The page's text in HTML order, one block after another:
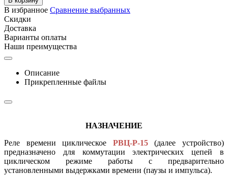
В избранное Сравнение выбранных
Скидки
Доставка
Варианты оплаты
Наши преимущества
Описание
Прикрепленные файлы
НАЗНАЧЕНИЕ
Реле времени циклическое РВЦ-Р-15(далее устройство)
предназначено для коммутации электрических цепей в
циклическом режиме работы с предварительно
установленными выдержками времени (паузы и импульса).